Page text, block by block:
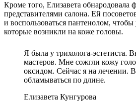
Кроме того, Елизавета обнародовала
представителями салона. Ей
и воспользоваться пантенолом,
которые возникли на коже головы.
Я была у трихолога-эстетиста.
мастеров. Мне сожгли кожу
оксидом. Сейчас я на лечении.
обламываться по длине.
Елизавета Кунгурова